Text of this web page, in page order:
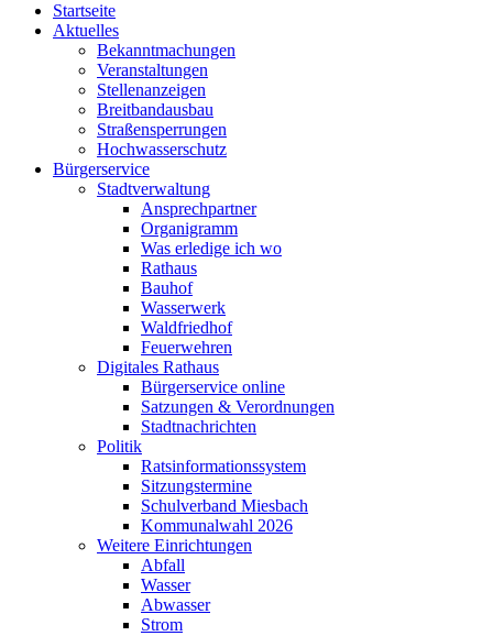
Startseite
Aktuelles
Bekanntmachungen
Veranstaltungen
Stellenanzeigen
Breitbandausbau
Straßensperrungen
Hochwasserschutz
Bürgerservice
Stadtverwaltung
Ansprechpartner
Organigramm
Was erledige ich wo
Rathaus
Bauhof
Wasserwerk
Waldfriedhof
Feuerwehren
Digitales Rathaus
Bürgerservice online
Satzungen & Verordnungen
Stadtnachrichten
Politik
Ratsinformationssystem
Sitzungstermine
Schulverband Miesbach
Kommunalwahl 2026
Weitere Einrichtungen
Abfall
Wasser
Abwasser
Strom